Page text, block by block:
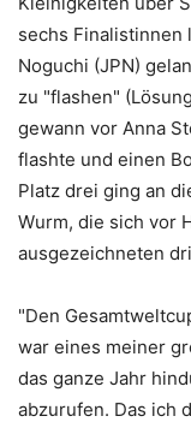
sechs Finalistinnen
Noguchi (JPN)
zu "flashen"
gewann vor Anna
flashte und einen
Platz drei ging an
Wurm, die sich vor
ausgezeichneten
"Den
war eines meiner
das ganze Jahr
abzurufen. Das ich